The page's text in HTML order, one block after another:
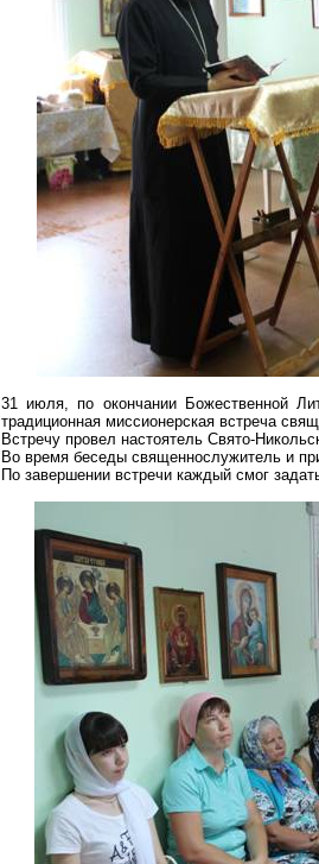
31 июля, по окончании Божественной
традиционная миссионерская встреча
Встречу провел настоятель Свято-
Во время беседы священнослужитель и
По завершении встречи каждый смог